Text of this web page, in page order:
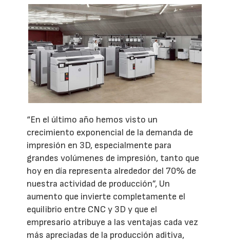
“En el último año hemos visto un
crecimiento exponencial de la demanda de
impresión en 3D, especialmente para
grandes volúmenes de impresión, tanto que
hoy en día representa alrededor del 70% de
nuestra actividad de producción”, Un
aumento que invierte completamente el
equilibrio entre CNC y 3D y que el
empresario atribuye a las ventajas cada vez
más apreciadas de la producción aditiva,